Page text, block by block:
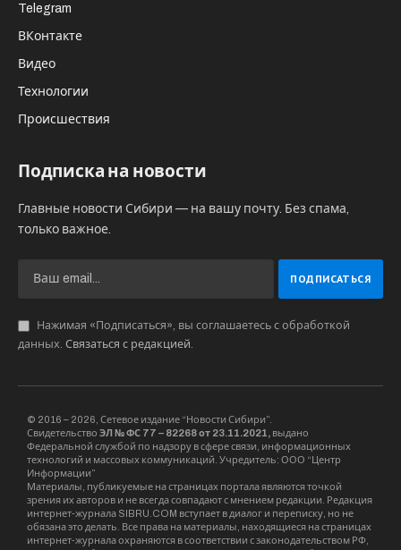
Telegram
ВКонтакте
Видео
Технологии
Происшествия
Подписка на новости
Главные новости Сибири — на вашу почту. Без спама,
только важное.
Нажимая «Подписаться», вы соглашаетесь с обработкой
данных. Связаться с редакцией
© 2016 – 2026, Сетевое издание “Новости Сибири”.
Свидетельство ЭЛ № ФС 77 – 82268 от 23.11.2021, выдано
Федеральной службой по надзору в сфере связи, информационных
технологий и массовых коммуникаций. Учредитель: ООО “Центр
Информации”
Материалы, публикуемые на страницах портала являются точкой
зрения их авторов и не всегда совпадают с мнением редакции. Редакция
интернет-журнала SIBRU.COM вступает в диалог и переписку, но не
обязана это делать. Все права на материалы, находящиеся на страницах
интернет-журнала охраняются в соответствии с законодательством РФ,